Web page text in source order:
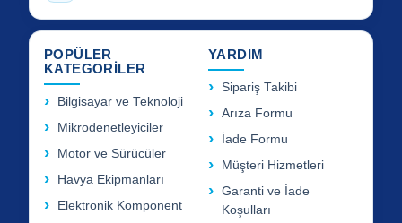
POPÜLER
KATEGORİLER
Bilgisayar ve Teknoloji
Mikrodenetleyiciler
Motor ve Sürücüler
Havya Ekipmanları
Elektronik Komponent
YARDIM
Sipariş Takibi
Arıza Formu
İade Formu
Müşteri Hizmetleri
Garanti ve İade
Koşulları